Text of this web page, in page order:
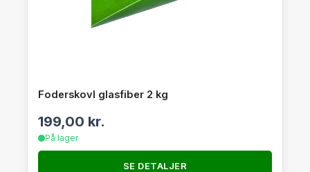
Foderskovl glasfiber 2 kg
199,00 kr.
På lager
SE DETALJER